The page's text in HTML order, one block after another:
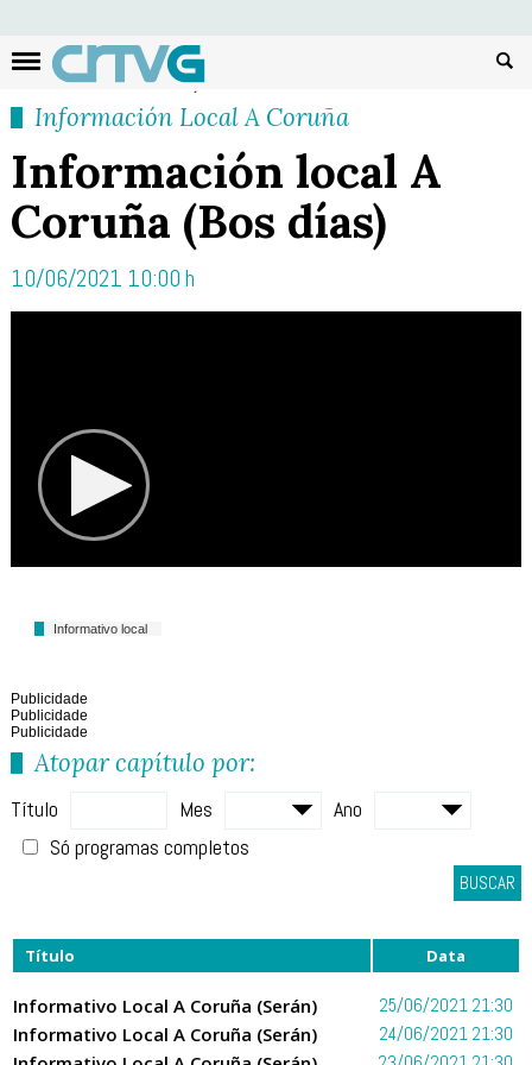
Información Local A Coruña
Información local A
Coruña (Bos días)
10/06/2021 10:00 h
Informativo local
Publicidade
Publicidade
Publicidade
Atopar capítulo por:
Título Mes
Ano
Só programas completos
BUSCAR
Título Data
Informativo Local A Coruña (Serán) 25/06/2021 21:30
Informativo Local A Coruña (Serán) 24/06/2021 21:30